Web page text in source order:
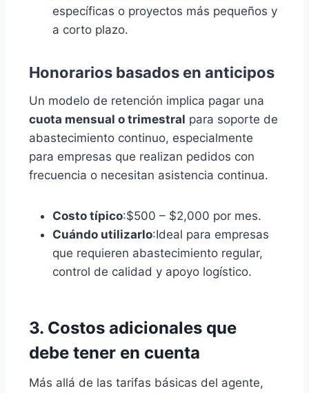
específicas o proyectos más pequeños y
a corto plazo.
Honorarios basados en anticipos
Un modelo de retención implica pagar una
cuota mensual o trimestral para soporte de
abastecimiento continuo, especialmente
para empresas que realizan pedidos con
frecuencia o necesitan asistencia continua.
Costo típico:$500 – $2,000 por mes.
Cuándo utilizarlo:Ideal para empresas
que requieren abastecimiento regular,
control de calidad y apoyo logístico.
3. Costos adicionales que
debe tener en cuenta
Más allá de las tarifas básicas del agente,